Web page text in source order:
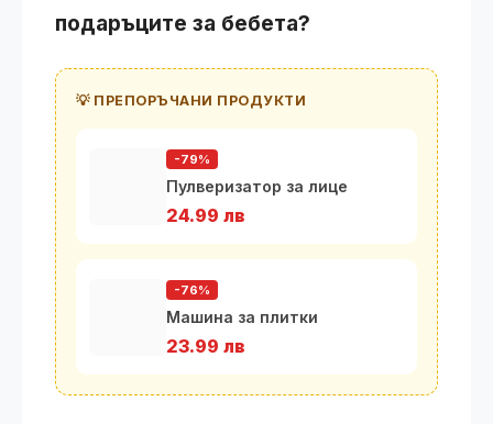
подаръците за бебета?
💡 ПРЕПОРЪЧАНИ ПРОДУКТИ
-79%
Пулверизатор за лице
24.99 лв
-76%
Машина за плитки
23.99 лв